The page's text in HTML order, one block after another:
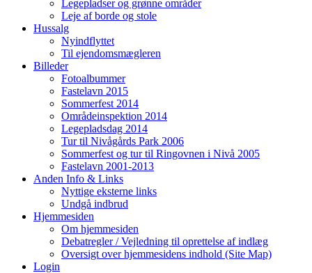
Legepladser og grønne områder
Leje af borde og stole
Hussalg
Nyindflyttet
Til ejendomsmægleren
Billeder
Fotoalbummer
Fastelavn 2015
Sommerfest 2014
Områdeinspektion 2014
Legepladsdag 2014
Tur til Nivågårds Park 2006
Sommerfest og tur til Ringovnen i Nivå 2005
Fastelavn 2001-2013
Anden Info & Links
Nyttige eksterne links
Undgå indbrud
Hjemmesiden
Om hjemmesiden
Debatregler / Vejledning til oprettelse af indlæg
Oversigt over hjemmesidens indhold (Site Map)
Login